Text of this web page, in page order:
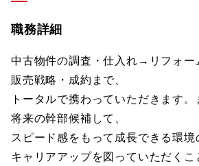
職務詳細
中古物件の調査・仕入れ→リフォ
販売戦略・成約まで、
トータルで携わっていただきます。
将来の幹部候補して、
スピード感をもって成長できる環境
キャリアアップを図っていただくこ